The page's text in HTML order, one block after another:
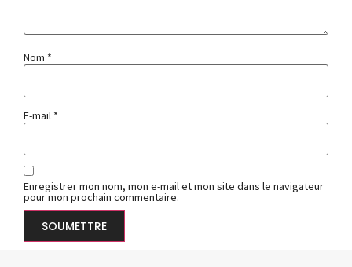
Nom *
E-mail *
Enregistrer mon nom, mon e-mail et mon site dans le navigateur
pour mon prochain commentaire.